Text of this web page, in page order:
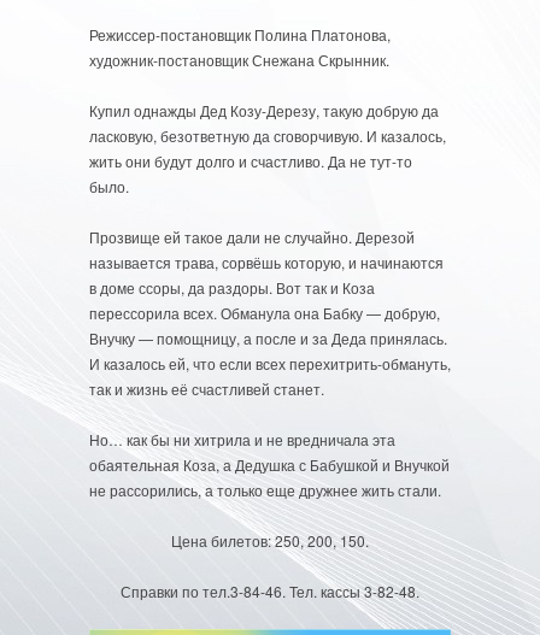
Режиссер-постановщик Полина Платонова,
художник-постановщик Снежана Скрынник.
Купил однажды Дед Козу-Дерезу, такую добрую да
ласковую, безответную да сговорчивую. И казалось,
жить они будут долго и счастливо. Да не тут-то
было.
Прозвище ей такое дали не случайно. Дерезой
называется трава, сорвёшь которую, и начинаются
в доме ссоры, да раздоры. Вот так и Коза
перессорила всех. Обманула она Бабку — добрую,
Внучку — помощницу, а после и за Деда принялась.
И казалось ей, что если всех перехитрить-обмануть,
так и жизнь её счастливей станет.
Но… как бы ни хитрила и не вредничала эта
обаятельная Коза, а Дедушка с Бабушкой и Внучкой
не рассорились, а только еще дружнее жить стали.
Цена билетов: 250, 200, 150.
Справки по тел.3-84-46. Тел. кассы 3-82-48.